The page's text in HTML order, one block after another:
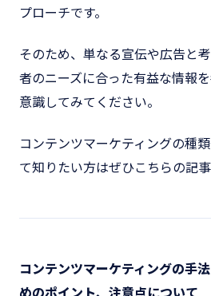
プローチです。
そのため、単なる宣伝や広告と
者のニーズに合った有益な情報
意識してみてください。
コンテンツマーケティングの種
て知りたい方はぜひこちらの記
コンテンツマーケティングの手